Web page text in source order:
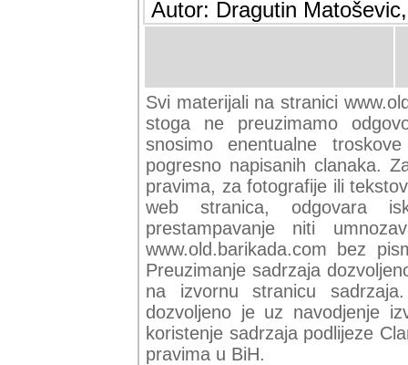
Autor: Dragutin
Svi materijali na stranici
stoga ne preuzimamo
snosimo enentualne
pogresno napisanih clanaka.
pravima, za fotografije ili
web stranica, odgovara
prestampavanje niti
www.old.barikada.com bez
Preuzimanje sadrzaja
na izvornu stranicu
dozvoljeno je uz navodjenje
koristenje sadrzaja podlijeze
pravima u BiH.